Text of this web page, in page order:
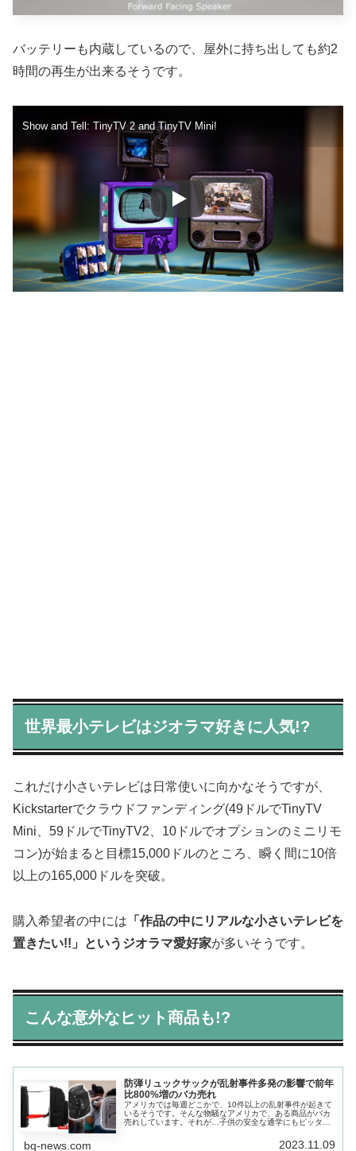
バッテリーも内蔵しているので、屋外に持ち出しても約2
時間の再生が出来るそうです。
Show and Tell: TinyTV 2 and TinyTV Mini!
世界最小テレビはジオラマ好きに人気!?
これだけ小さいテレビは日常使いに向かなそうですが、
Kickstarterでクラウドファンディング(49ドルでTinyTV
Mini、59ドルでTinyTV2、10ドルでオプションのミニリモ
コン)が始まると目標15,000ドルのところ、瞬く間に10倍
以上の165,000ドルを突破。
購入希望者の中には 「作品の中にリアルな小さいテレビを
置きたい!!」というジオラマ愛好家が多いそうです。
こんな意外なヒット商品も!?
防弾リュックサックが乱射事件多発の影響で前年
比800%増のバカ売れ
アメリカでは毎週どこかで、10件以上の乱射事件が起きて
いるそうです。そんな物騒なアメリカで、ある商品がバカ
売れしています。それが…子供の安全な通学にもピッタリ
bq-news.com 2023.11.09